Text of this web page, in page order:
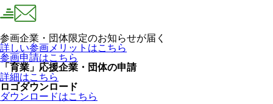
参画企業・団体限定のお知らせが届く
詳しい参画メリットはこちら
参画申請はこちら
「育業」応援企業・団体の申請
詳細はこちら
ロゴダウンロード
ダウンロードはこちら